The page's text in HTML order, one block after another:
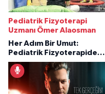
Pediatrik Fizyoterapi
Uzmanı Ömer Alaosman
Her Adım Bir Umut:
Pediatrik Fizyoterapiden
İlham Veren Hikâyeler